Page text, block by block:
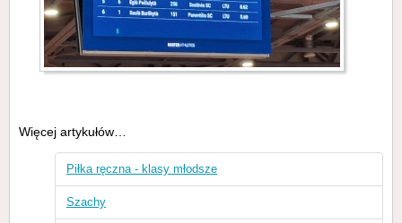
Więcej artykułów…
Piłka ręczna - klasy młodsze
Szachy